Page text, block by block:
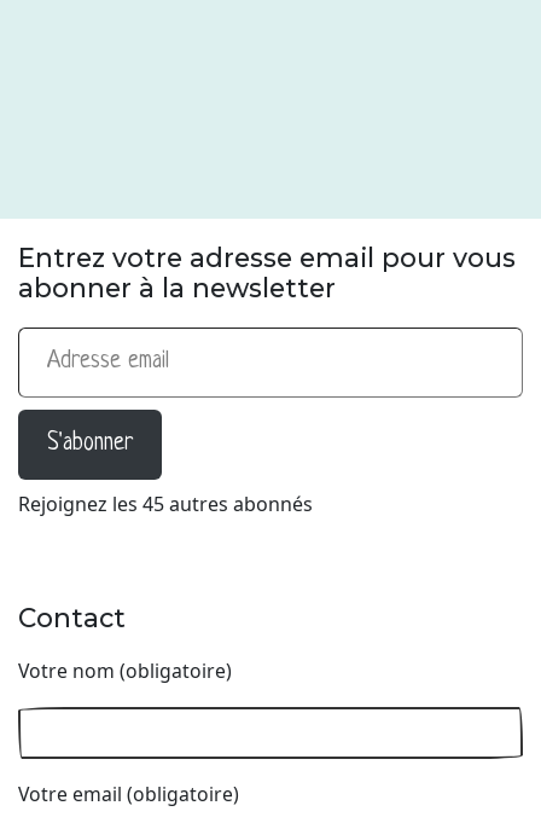
Entrez votre adresse email pour vous
abonner à la newsletter
Adresse email
S'abonner
Rejoignez les 45 autres abonnés
Contact
Votre nom (obligatoire)
Votre email (obligatoire)